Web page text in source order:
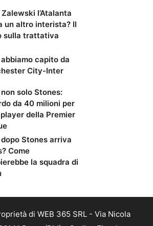
Zalewski l’Atalanta
un altro interista? Il
sulla trattativa
capito da
City-Inter
solo Stones:
da 40 milioni per
della Premier
Stones arriva
Come
la squadra di
di WEB 365 SRL - Via Nicola